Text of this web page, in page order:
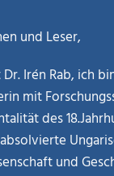
und Leser,
Irén Rab, ich
mit
des
und